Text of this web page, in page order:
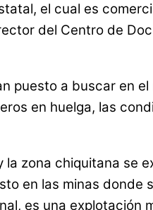
el cual es
del Centro de
puesto a buscar en
en huelga, las
zona chiquitana se
en las minas
es una explotación